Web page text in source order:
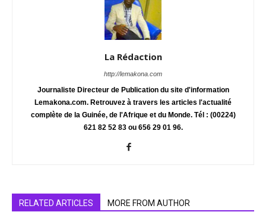
La Rédaction
http://lemakona.com
Journaliste Directeur de Publication du site d'information
Lemakona.com. Retrouvez à travers les articles l'actualité
complète de la Guinée, de l'Afrique et du Monde. Tél : (00224)
621 82 52 83 ou 656 29 01 96.
RELATED ARTICLES MORE FROM AUTHOR